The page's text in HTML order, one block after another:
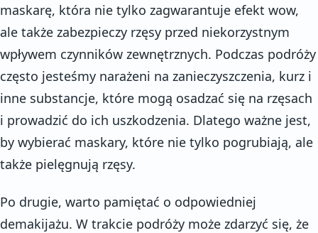
maskarę, która nie tylko zagwarantuje efekt wow,
ale także zabezpieczy rzęsy przed niekorzystnym
wpływem czynników zewnętrznych. Podczas podróży
często jesteśmy narażeni na zanieczyszczenia, kurz i
inne substancje, które mogą osadzać się na rzęsach
i prowadzić do ich uszkodzenia. Dlatego ważne jest,
by wybierać maskary, które nie tylko pogrubiają, ale
także pielęgnują rzęsy.
Po drugie, warto pamiętać o odpowiedniej
demakijażu. W trakcie podróży może zdarzyć się, że